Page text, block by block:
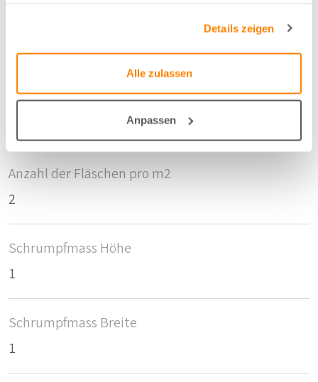
Details zeigen
Alle zulassen
Anpassen
Hellgrau - 51
Breite/Höhe
Anzahl der Fläschen pro m2
2
Schrumpfmass Höhe
1
Schrumpfmass Breite
1